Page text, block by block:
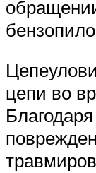
цепи во